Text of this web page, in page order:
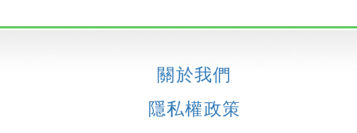
關於我們
隱私權政策